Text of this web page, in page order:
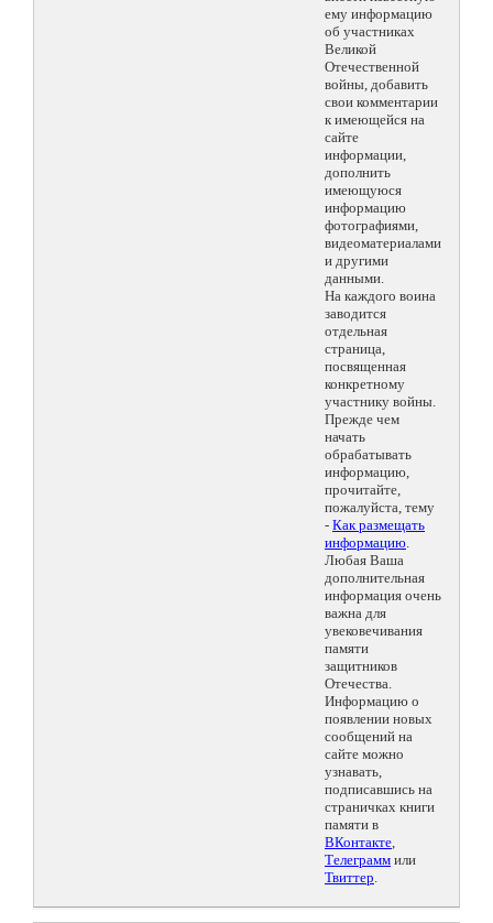
ему информацию
об участниках
Великой
Отечественной
войны, добавить
свои комментарии
к имеющейся на
сайте
информации,
дополнить
имеющуюся
информацию
фотографиями,
видеоматериалами
и другими
данными.
На каждого воина
заводится
отдельная
страница,
посвященная
конкретному
участнику войны.
Прежде чем
начать
обрабатывать
информацию,
прочитайте,
пожалуйста, тему
- Как размещать
информацию.
Любая Ваша
дополнительная
информация очень
важна для
увековечивания
памяти
защитников
Отечества.
Информацию о
появлении новых
сообщений на
сайте можно
узнавать,
подписавшись на
страничках книги
памяти в
ВКонтакте,
Телеграмм или
Твиттер.